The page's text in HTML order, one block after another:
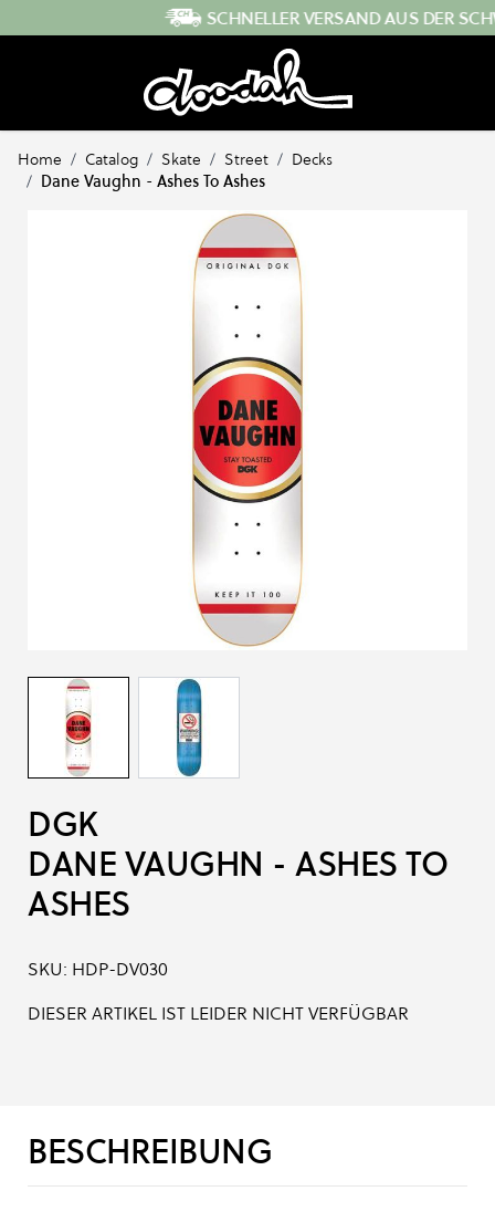
SCHNELLER VERSAND AUS DER SCHWEIZ
Home / Catalog / Skate / Street / Decks
/ Dane Vaughn - Ashes To Ashes
DGK
DANE VAUGHN - ASHES TO
ASHES
SKU: HDP-DV030
DIESER ARTIKEL IST LEIDER NICHT VERFÜGBAR
BESCHREIBUNG